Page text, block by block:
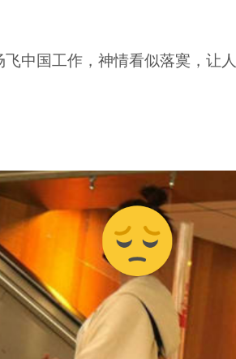
中国工作，神情看似落寞，让